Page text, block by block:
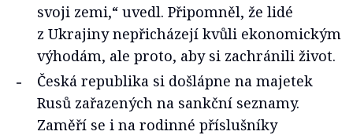
svoji zemi,“ uvedl. Připomněl, že lidé
z Ukrajiny nepřicházejí kvůli ekonomickým
výhodám, ale proto, aby si zachránili život.
Česká republika si došlápne na majetek
Rusů zařazených na sankční seznamy.
Zaměří se i na rodinné příslušníky